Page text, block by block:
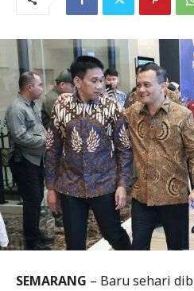
SEMARANG – Baru sehari